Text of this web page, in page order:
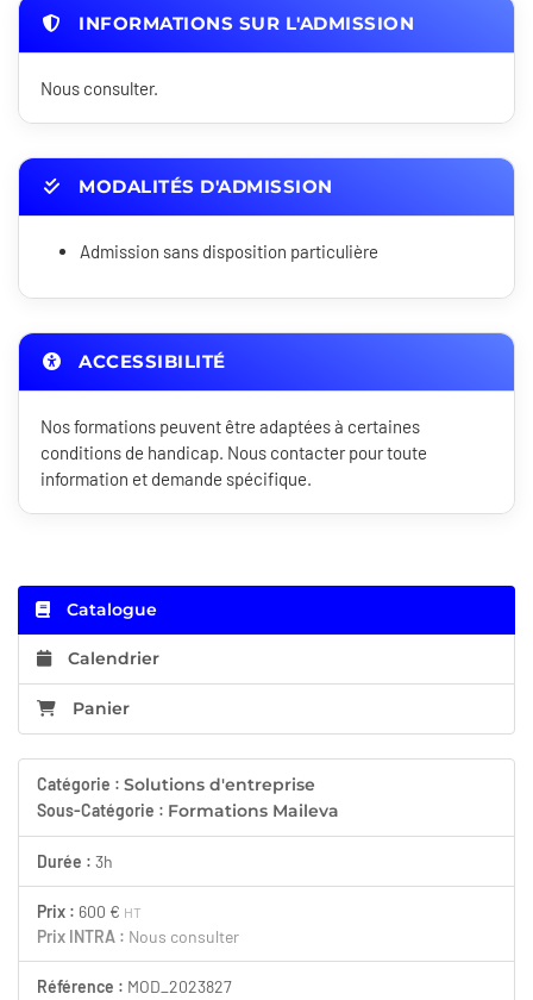
INFORMATIONS SUR L'ADMISSION
Nous consulter.
MODALITÉS D'ADMISSION
Admission sans disposition particulière
ACCESSIBILITÉ
Nos formations peuvent être adaptées à certaines
conditions de handicap. Nous contacter pour toute
information et demande spécifique.
Catalogue
Calendrier
Panier
Catégorie : Solutions d'entreprise
Sous-Catégorie : Formations Maileva
Durée : 3h
Prix : 600 € HT
Prix INTRA : Nous consulter
Référence : MOD_2023827